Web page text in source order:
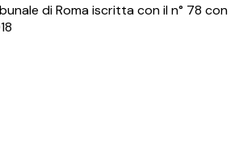
di Roma iscritta con il n° 78 con